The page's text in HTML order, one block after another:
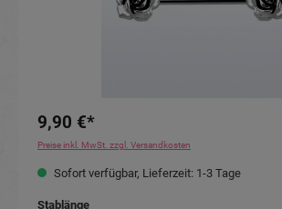
9,90 €*
Preise inkl. MwSt. zzgl. Versandkosten
Sofort verfügbar, Lieferzeit: 1-3 Tage
Stablängeauswählen